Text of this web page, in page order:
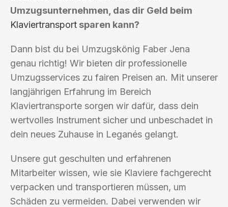
Umzugsunternehmen, das dir Geld beim
Klaviertransport sparen kann?
Dann bist du bei Umzugskönig Faber Jena
genau richtig! Wir bieten dir professionelle
Umzugsservices zu fairen Preisen an. Mit unserer
langjährigen Erfahrung im Bereich
Klaviertransporte sorgen wir dafür, dass dein
wertvolles Instrument sicher und unbeschadet in
dein neues Zuhause in Leganés gelangt.
Unsere gut geschulten und erfahrenen
Mitarbeiter wissen, wie sie Klaviere fachgerecht
verpacken und transportieren müssen, um
Schäden zu vermeiden. Dabei verwenden wir